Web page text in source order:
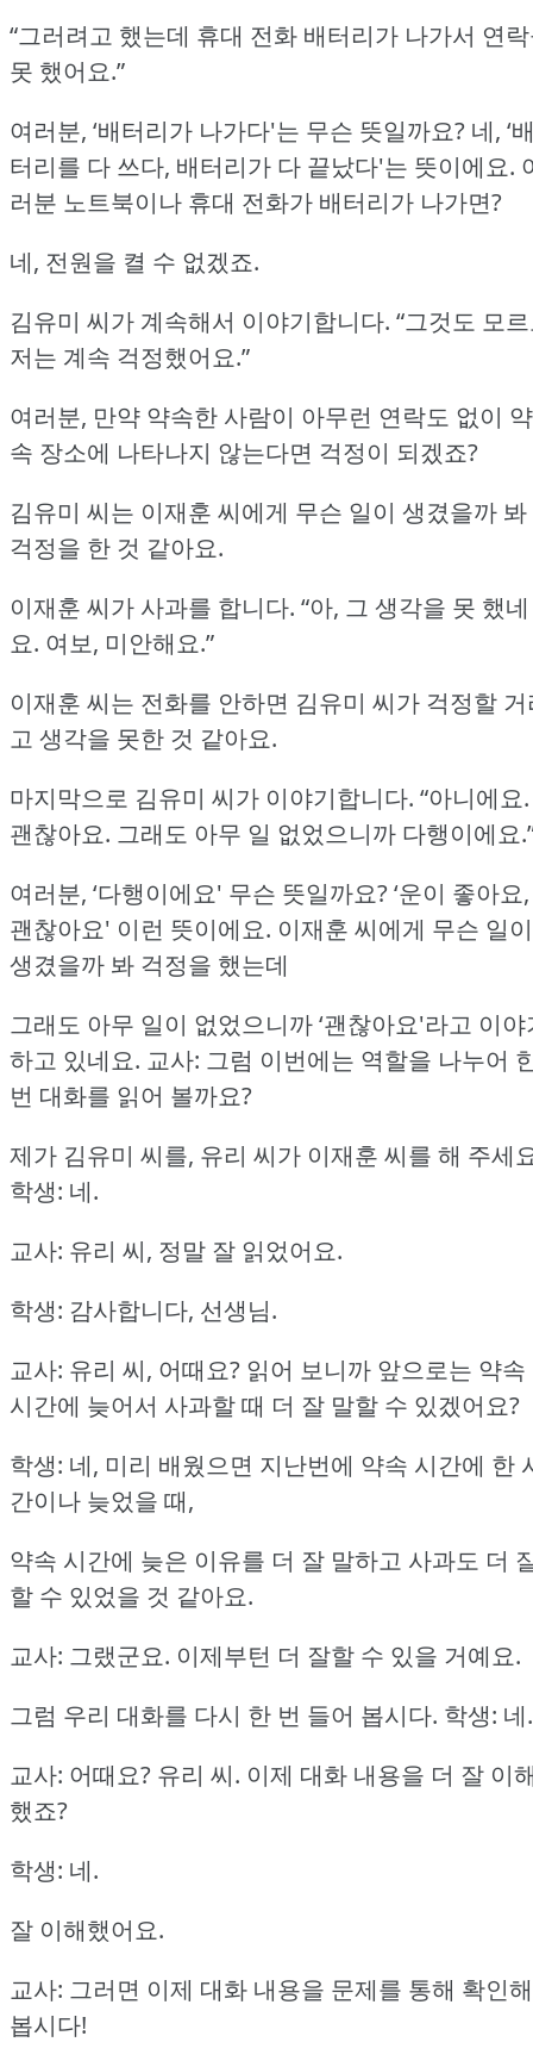
“그러려고 했는데 휴대 전화 배터리가 나가서 연
못 했어요.”
여러분, ‘배터리가 나가다'는 무슨 뜻일까요? 네, ‘
터리를 다 쓰다, 배터리가 다 끝났다'는 뜻이에요.
러분 노트북이나 휴대 전화가 배터리가 나가면?
네, 전원을 켤 수 없겠죠.
김유미 씨가 계속해서 이야기합니다. “그것도 모
저는 계속 걱정했어요.”
여러분, 만약 약속한 사람이 아무런 연락도 없이 약
속 장소에 나타나지 않는다면 걱정이 되겠죠?
김유미 씨는 이재훈 씨에게 무슨 일이 생겼을까 봐
걱정을 한 것 같아요.
이재훈 씨가 사과를 합니다. “아, 그 생각을 못 했네
요. 여보, 미안해요.”
이재훈 씨는 전화를 안하면 김유미 씨가 걱정할
고 생각을 못한 것 같아요.
마지막으로 김유미 씨가 이야기합니다. “아니에요.
괜찮아요. 그래도 아무 일 없었으니까 다행이에요
여러분, ‘다행이에요' 무슨 뜻일까요?‘운이 좋아요,
괜찮아요' 이런 뜻이에요. 이재훈 씨에게 무슨 일이
생겼을까 봐 걱정을 했는데
그래도 아무 일이 없었으니까 ‘괜찮아요'라고 이야
하고 있네요. 교사: 그럼 이번에는 역할을 나누어
번 대화를 읽어 볼까요?
제가 김유미 씨를, 유리 씨가 이재훈 씨를 해 주세
학생: 네.
교사: 유리 씨, 정말 잘 읽었어요.
학생: 감사합니다, 선생님.
교사: 유리 씨, 어때요? 읽어 보니까 앞으로는 약속
시간에 늦어서 사과할 때 더 잘 말할 수 있겠어요?
학생: 네, 미리 배웠으면 지난번에 약속 시간에 한
간이나 늦었을 때,
약속 시간에 늦은 이유를 더 잘 말하고 사과도 더
할 수 있었을 것 같아요.
교사: 그랬군요. 이제부턴 더 잘할 수 있을 거예요.
그럼 우리 대화를 다시 한 번 들어 봅시다. 학생: 네.
교사: 어때요? 유리 씨. 이제 대화 내용을 더 잘 이
했죠?
학생: 네.
잘 이해했어요.
교사: 그러면 이제 대화 내용을 문제를 통해 확인해
봅시다!